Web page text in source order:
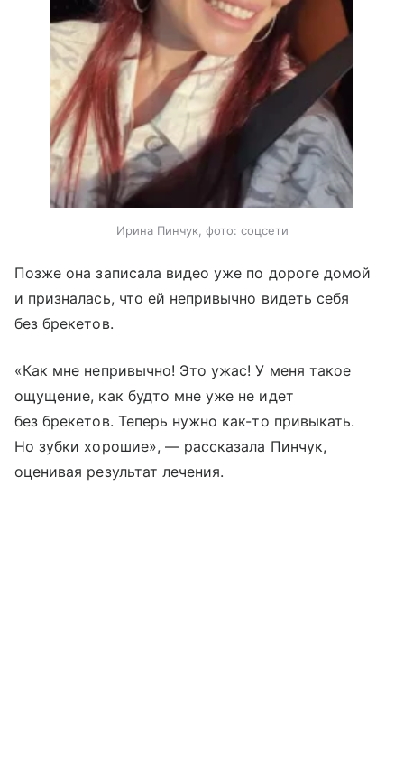
Ирина Пинчук, фото: соцсети
Позже она записала видео уже по дороге домой
и призналась, что ей непривычно видеть себя
без брекетов.
«Как мне непривычно! Это ужас! У меня такое
ощущение, как будто мне уже не идет
без брекетов. Теперь нужно как-то привыкать.
Но зубки хорошие», — рассказала Пинчук,
оценивая результат лечения.